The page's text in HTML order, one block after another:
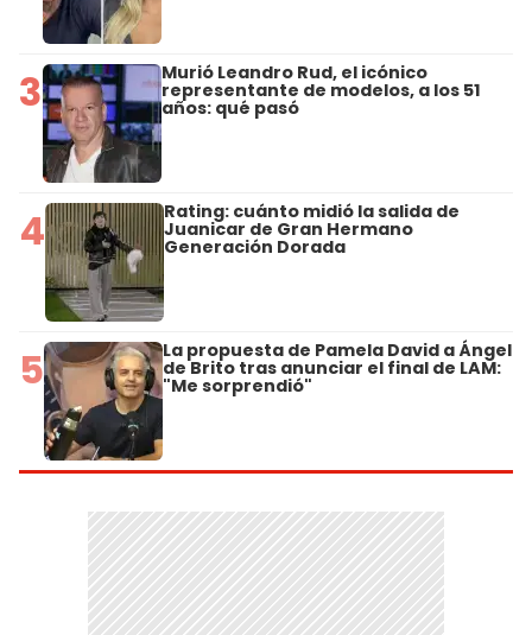
3 Murió Leandro Rud, el icónico
representante de modelos, a los 51
años: qué pasó
4 Rating: cuánto midió la salida de
Juanicar de Gran Hermano
Generación Dorada
5 La propuesta de Pamela David a Ángel
de Brito tras anunciar el final de LAM:
"Me sorprendió"